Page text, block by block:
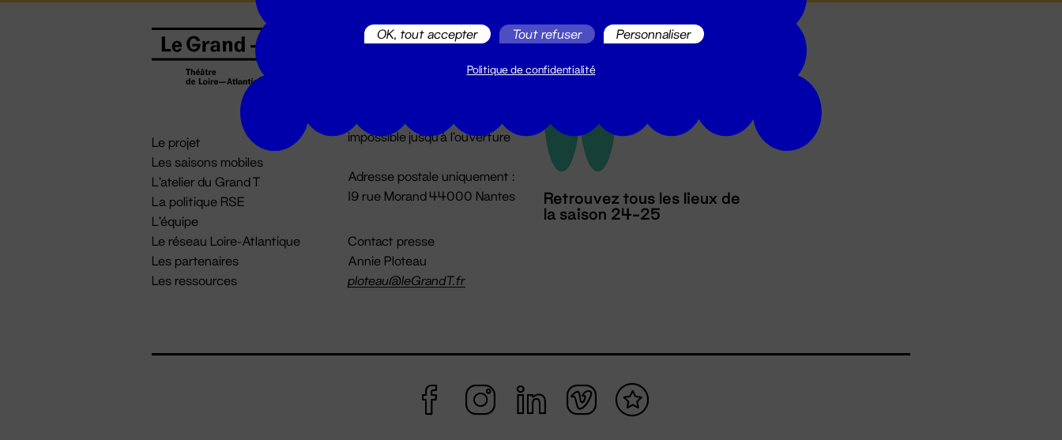
Le projet
Les saisons mobiles
L'atelier du Grand T
La politique RSE
L'équipe
Le réseau Loire-Atlantique
Les partenaires
Les ressources
Billetterie
billetterie@leGrandT.fr
impossible jusqu'à l'ouverture
Adresse postale uniquement :
19 rue Morand 44000 Nantes
Contact presse
Annie Ploteau
ploteau@leGrandT.fr
Retrouvez tous les lieux de
la saison 24-25
OK, tout accepter Tout refuser Personnaliser
Politique de confidentialité